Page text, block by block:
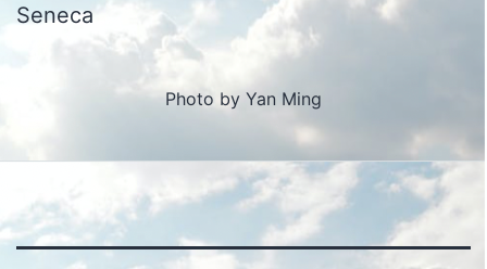
Seneca
Photo by Yan Ming